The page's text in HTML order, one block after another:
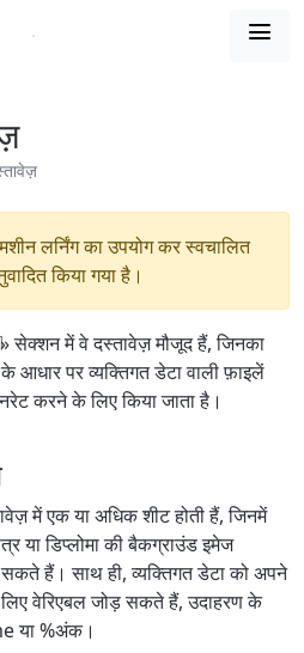

लर्निंग का उपयोग कर स्वचालित
किया गया है।
» सेक्शन में वे दस्तावेज़ मौजूद हैं, जिनका
आधार पर व्यक्तिगत डेटा वाली फ़ाइलें
करने के लिए किया जाता है।
में एक या अधिक शीट होती हैं, जिनमें
या डिप्लोमा की बैकग्राउंड इमेज
हैं। साथ ही, व्यक्तिगत डेटा को अपने
वेरिएबल जोड़ सकते हैं, उदाहरण के
या %अंक।